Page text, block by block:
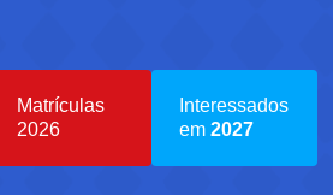
Matrículas
2026
Interessados
em2027